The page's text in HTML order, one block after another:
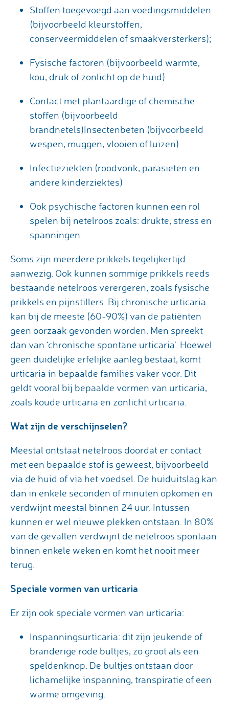
Stoffen toegevoegd aan voedingsmiddelen
(bijvoorbeeld kleurstoffen,
conserveermiddelen of smaakversterkers);
Fysische factoren (bijvoorbeeld warmte,
kou, druk of zonlicht op de huid)
Contact met plantaardige of chemische
stoffen (bijvoorbeeld
brandnetels)Insectenbeten (bijvoorbeeld
wespen, muggen, vlooien of luizen)
Infectieziekten (roodvonk, parasieten en
andere kinderziektes)
Ook psychische factoren kunnen een rol
spelen bij netelroos zoals: drukte, stress en
spanningen
Soms zijn meerdere prikkels tegelijkertijd
aanwezig. Ook kunnen sommige prikkels reeds
bestaande netelroos verergeren, zoals fysische
prikkels en pijnstillers. Bij chronische urticaria
kan bij de meeste (60-90%) van de patiënten
geen oorzaak gevonden worden. Men spreekt
dan van ‘chronische spontane urticaria’. Hoewel
geen duidelijke erfelijke aanleg bestaat, komt
urticaria in bepaalde families vaker voor. Dit
geldt vooral bij bepaalde vormen van urticaria,
zoals koude urticaria en zonlicht urticaria.
Wat zijn de verschijnselen?
Meestal ontstaat netelroos doordat er contact
met een bepaalde stof is geweest, bijvoorbeeld
via de huid of via het voedsel. De huiduitslag kan
dan in enkele seconden of minuten opkomen en
verdwijnt meestal binnen 24 uur. Intussen
kunnen er wel nieuwe plekken ontstaan. In 80%
van de gevallen verdwijnt de netelroos spontaan
binnen enkele weken en komt het nooit meer
terug.
Speciale vormen van urticaria
Er zijn ook speciale vormen van urticaria:
Inspanningsurticaria: dit zijn jeukende of
branderige rode bultjes, zo groot als een
speldenknop. De bultjes ontstaan door
lichame­lijke inspanning, transpiratie of een
warme omgeving.